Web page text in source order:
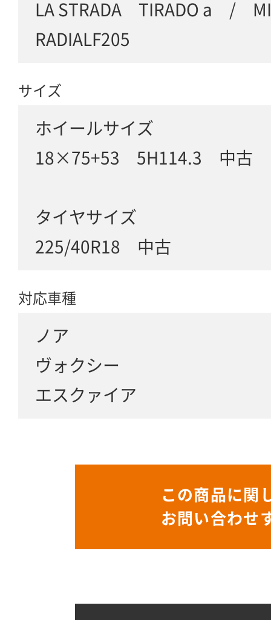
LA STRADA TIRADO a /
RADIALF205
サイズ
ホイールサイズ
18×75+53 5H114.3 中古
タイヤサイズ
225/40R18 中古
対応車種
ノア
ヴォクシー
エスクァイア
この商品に関
お問い合わせ